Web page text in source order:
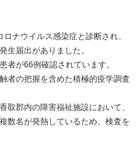
ナウイルス感染症と診断され、
生届出がありました。
者が66例確認されています。
者の把握を含めた積極的疫学調査
取郡内の障害福祉施設において、
数名が発熱しているため、検査を